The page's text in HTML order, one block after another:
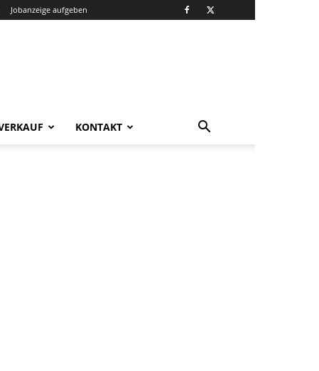
Jobanzeige aufgeben
KONTAKT